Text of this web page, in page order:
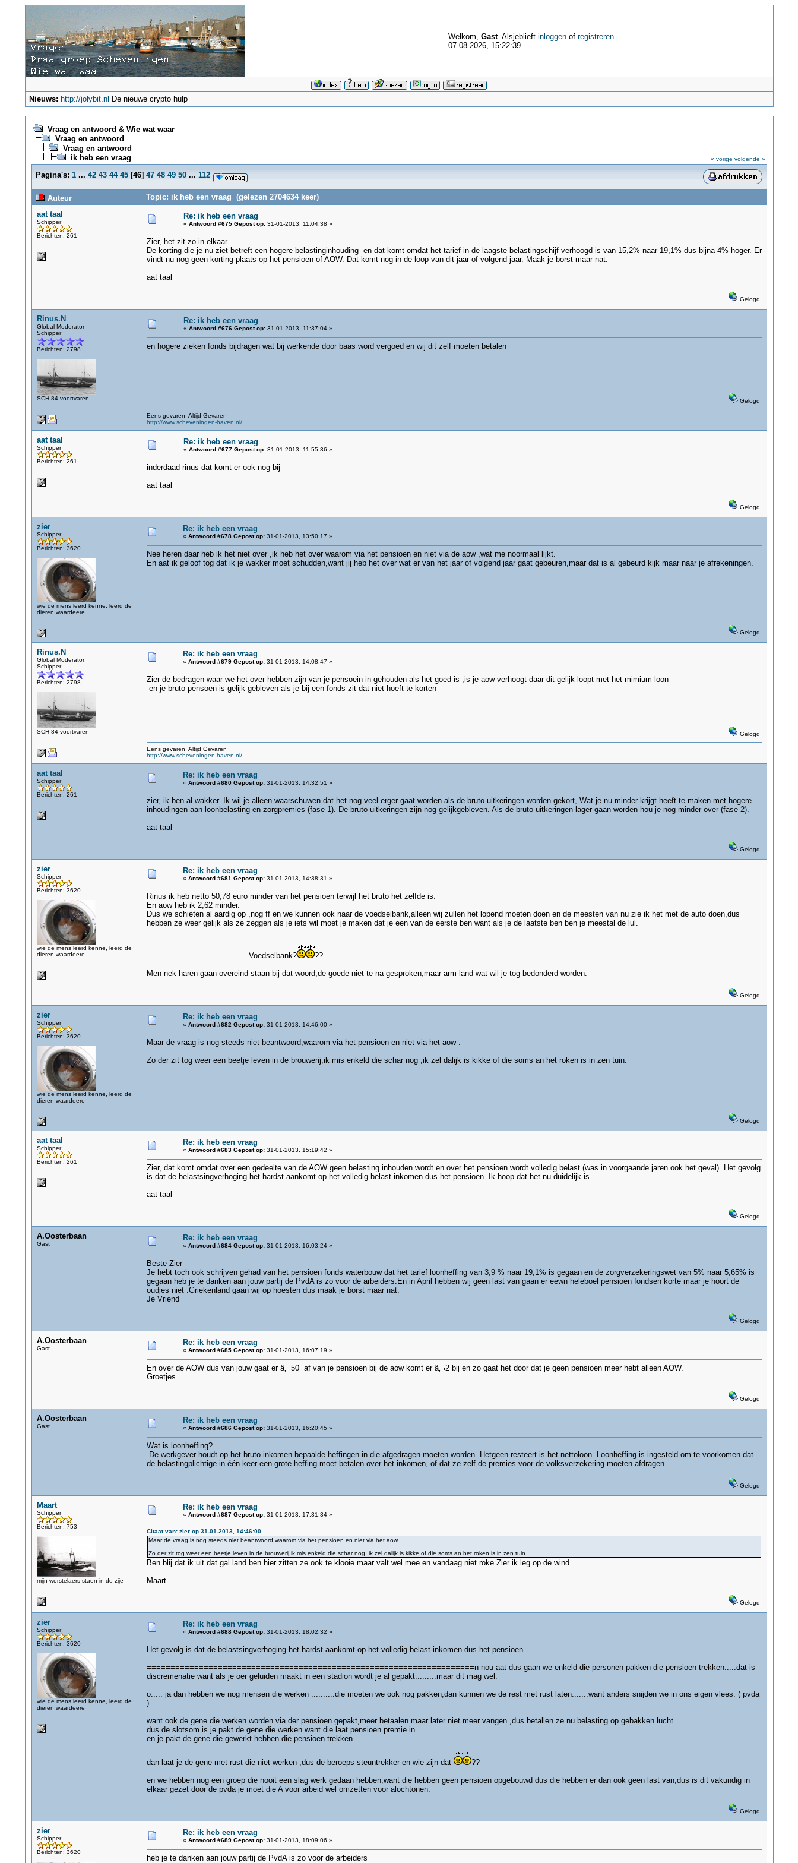
Welkom, Gast. Alsjeblieft inloggenof registreren.
07-08-2026, 15:22:39
Nieuws: http://jolybit.nl De nieuwe crypto hulp
Vraag en antwoord & Wie wat waar
Vraag en antwoord
Vraag en antwoord
ik heb een vraag
« vorige volgende »
Pagina's: 1 ... 42 43 44 45[46] 47 48 49 50 ... 112
Auteur
Topic: ik heb een vraag (gelezen 2704634 keer)
aat taal
Schipper
Berichten: 261
Re: ik heb een vraag
« Antwoord #675 Gepost op:31-01-2013, 11:04:38 »
Zier, het zit zo in elkaar.
De korting die je nu ziet betreft een hogere belastinginhouding en dat komt omdat het tarief in de laagste belastingschijf verhoogd is van 15,2% naar 19,1% dus bijna 4% hoger. Er
vindt nu nog geen korting plaats op het pensioen of AOW. Dat komt nog in de loop van dit jaar of volgend jaar. Maak je borst maar nat.
aat taal
Gelogd
Rinus.N
Global Moderator
Schipper
Berichten: 2798
SCH 84 voortvaren
Re: ik heb een vraag
« Antwoord #676 Gepost op:31-01-2013, 11:37:04 »
en hogere zieken fonds bijdragen wat bij werkende door baas word vergoed en wij dit zelf moeten betalen
Gelogd
Eens gevaren Altijd Gevaren
http://www.scheveningen-haven.nl/
aat taal
Schipper
Berichten: 261
Re: ik heb een vraag
« Antwoord #677 Gepost op:31-01-2013, 11:55:36 »
inderdaad rinus dat komt er ook nog bij
aat taal
Gelogd
zier
Schipper
Berichten: 3620
wie de mens leerd kenne, leerd de
dieren waardeere
Re: ik heb een vraag
« Antwoord #678 Gepost op:31-01-2013, 13:50:17 »
Nee heren daar heb ik het niet over ,ik heb het over waarom via het pensioen en niet via de aow ,wat me noormaal lijkt.
En aat ik geloof tog dat ik je wakker moet schudden,want jij heb het over wat er van het jaar of volgend jaar gaat gebeuren,maar dat is al gebeurd kijk maar naar je afrekeningen.
Gelogd
Rinus.N
Global Moderator
Schipper
Berichten: 2798
SCH 84 voortvaren
Re: ik heb een vraag
« Antwoord #679 Gepost op:31-01-2013, 14:08:47 »
Zier de bedragen waar we het over hebben zijn van je pensoein in gehouden als het goed is ,is je aow verhoogt daar dit gelijk loopt met het mimium loon
en je bruto pensoen is gelijk gebleven als je bij een fonds zit dat niet hoeft te korten
Gelogd
Eens gevaren Altijd Gevaren
http://www.scheveningen-haven.nl/
aat taal
Schipper
Berichten: 261
Re: ik heb een vraag
« Antwoord #680 Gepost op:31-01-2013, 14:32:51 »
zier, ik ben al wakker. Ik wil je alleen waarschuwen dat het nog veel erger gaat worden als de bruto uitkeringen worden gekort, Wat je nu minder krijgt heeft te maken met hogere
inhoudingen aan loonbelasting en zorgpremies (fase 1). De bruto uitkeringen zijn nog gelijkgebleven. Als de bruto uitkeringen lager gaan worden hou je nog minder over (fase 2).
aat taal
Gelogd
zier
Schipper
Berichten: 3620
wie de mens leerd kenne, leerd de
dieren waardeere
Re: ik heb een vraag
« Antwoord #681 Gepost op:31-01-2013, 14:38:31 »
Rinus ik heb netto 50,78 euro minder van het pensioen terwijl het bruto het zelfde is.
En aow heb ik 2,62 minder.
Dus we schieten al aardig op ,nog ff en we kunnen ook naar de voedselbank,alleen wij zullen het lopend moeten doen en de meesten van nu zie ik het met de auto doen,dus
hebben ze weer gelijk als ze zeggen als je iets wil moet je maken dat je een van de eerste ben want als je de laatste ben ben je meestal de lul.
Voedselbank?
??
Men nek haren gaan overeind staan bij dat woord,de goede niet te na gesproken,maar arm land wat wil je tog bedonderd worden.
Gelogd
zier
Schipper
Berichten: 3620
wie de mens leerd kenne, leerd de
dieren waardeere
Re: ik heb een vraag
« Antwoord #682 Gepost op:31-01-2013, 14:46:00 »
Maar de vraag is nog steeds niet beantwoord,waarom via het pensioen en niet via het aow .
Zo der zit tog weer een beetje leven in de brouwerij,ik mis enkeld die schar nog ,ik zel dalijk is kikke of die soms an het roken is in zen tuin.
Gelogd
aat taal
Schipper
Berichten: 261
Re: ik heb een vraag
« Antwoord #683 Gepost op:31-01-2013, 15:19:42 »
Zier, dat komt omdat over een gedeelte van de AOW geen belasting inhouden wordt en over het pensioen wordt volledig belast (was in voorgaande jaren ook het geval). Het gevolg
is dat de belastsingverhoging het hardst aankomt op het volledig belast inkomen dus het pensioen. Ik hoop dat het nu duidelijk is.
aat taal
Gelogd
A.Oosterbaan
Gast
Re: ik heb een vraag
« Antwoord #684 Gepost op:31-01-2013, 16:03:24 »
Beste Zier
Je hebt toch ook schrijven gehad van het pensioen fonds waterbouw dat het tarief loonheffing van 3,9 % naar 19,1% is gegaan en de zorgverzekeringswet van 5% naar 5,65% is
gegaan heb je te danken aan jouw partij de PvdA is zo voor de arbeiders.En in April hebben wij geen last van gaan er eewn heleboel pensioen fondsen korte maar je hoort de
oudjes niet .Griekenland gaan wij op hoesten dus maak je borst maar nat.
Je Vriend
Gelogd
A.Oosterbaan
Gast
Re: ik heb een vraag
« Antwoord #685 Gepost op:31-01-2013, 16:07:19 »
En over de AOW dus van jouw gaat er â‚¬50 af van je pensioen bij de aow komt er â‚¬2 bij en zo gaat het door dat je geen pensioen meer hebt alleen AOW.
Groetjes
Gelogd
A.Oosterbaan
Gast
Re: ik heb een vraag
« Antwoord #686 Gepost op:31-01-2013, 16:20:45 »
Wat is loonheffing?
De werkgever houdt op het bruto inkomen bepaalde heffingen in die afgedragen moeten worden. Hetgeen resteert is het nettoloon. Loonheffing is ingesteld om te voorkomen dat
de belastingplichtige in één keer een grote heffing moet betalen over het inkomen, of dat ze zelf de premies voor de volksverzekering moeten afdragen.
Gelogd
Maart
Schipper
Berichten: 753
mijn worstelaers staen in de zije
Re: ik heb een vraag
« Antwoord #687 Gepost op:31-01-2013, 17:31:34 »
Citaat van: zier op 31-01-2013, 14:46:00
Maar de vraag is nog steeds niet beantwoord,waarom via het pensioen en niet via het aow .
Zo der zit tog weer een beetje leven in de brouwerij,ik mis enkeld die schar nog ,ik zel dalijk is kikke of die soms an het roken is in zen tuin.
Ben blij dat ik uit dat gal land ben hier zitten ze ook te klooie maar valt wel mee en vandaag niet roke Zier ik leg op de wind
Maart
Gelogd
zier
Schipper
Berichten: 3620
wie de mens leerd kenne, leerd de
dieren waardeere
Re: ik heb een vraag
« Antwoord #688 Gepost op:31-01-2013, 18:02:32 »
Het gevolg is dat de belastsingverhoging het hardst aankomt op het volledig belast inkomen dus het pensioen.
=====================================================================n nou aat dus gaan we enkeld die personen pakken die pensioen trekken.....dat is
discremenatie want als je oer geluiden maakt in een stadion wordt je al gepakt.........maar dit mag wel.
o..... ja dan hebben we nog mensen die werken ..........die moeten we ook nog pakken,dan kunnen we de rest met rust laten.......want anders snijden we in ons eigen vlees. ( pvda
)
want ook de gene die werken worden via der pensioen gepakt,meer betaalen maar later niet meer vangen ,dus betallen ze nu belasting op gebakken lucht.
dus de slotsom is je pakt de gene die werken want die laat pensioen premie in.
en je pakt de gene die gewerkt hebben die pensioen trekken.
dan laat je de gene met rust die niet werken ,dus de beroeps steuntrekker en wie zijn dat
??
en we hebben nog een groep die nooit een slag werk gedaan hebben,want die hebben geen pensioen opgebouwd dus die hebben er dan ook geen last van,dus is dit vakundig in
elkaar gezet door de pvda je moet die A voor arbeid wel omzetten voor alochtonen.
Gelogd
zier
Schipper
Berichten: 3620
Re: ik heb een vraag
« Antwoord #689 Gepost op:31-01-2013, 18:09:06 »
heb je te danken aan jouw partij de PvdA is zo voor de arbeiders